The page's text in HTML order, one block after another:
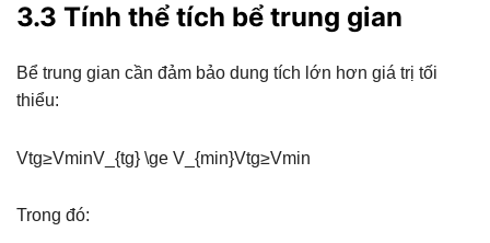
3.3 Tính thể tích bể trung gian
Bể trung gian cần đảm bảo dung tích lớn hơn giá trị tối
thiểu:
Vtg≥VminV_{tg} \ge V_{min}Vtg​≥Vmin​
Trong đó: